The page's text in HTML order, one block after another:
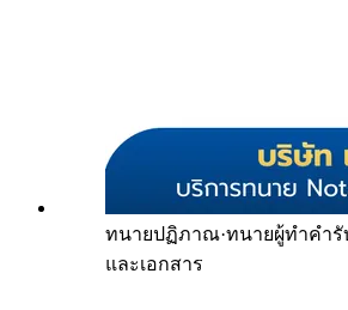
ทนายปฏิภาณ·ทนายผู้ทำคำรั
และเอกสาร